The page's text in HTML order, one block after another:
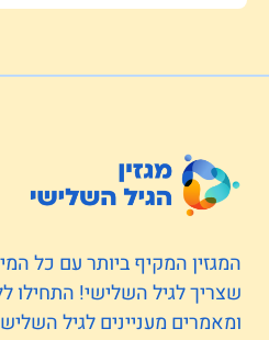
המגזין המקיף ביותר עם כל
שצריך לגיל השלישי! התחילו
ומאמרים מעניינים לגיל